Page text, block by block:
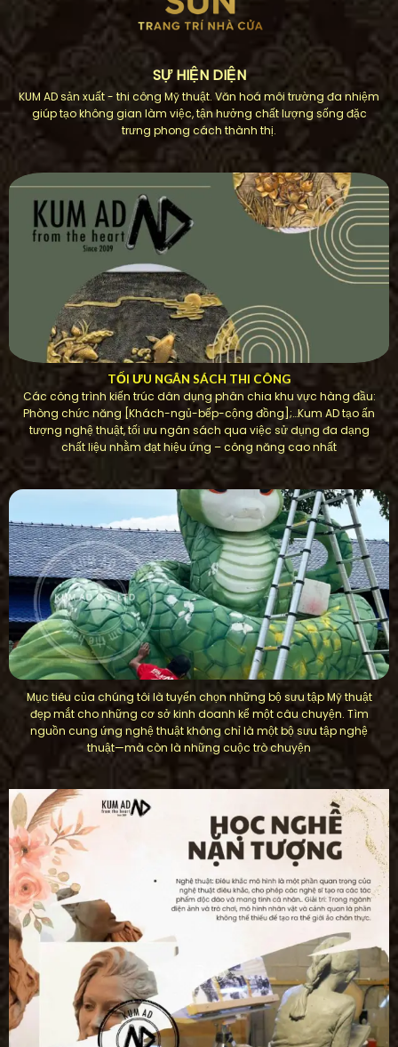
SỰ HIỆN DIỆN
KUM AD sản xuất - thi công Mỹ thuật. Văn hoá môi trường đa nhiệm
giúp tạo không gian làm việc, tận hưởng chất lượng sống đặc
trưng phong cách thành thị.
TỐI ƯU NGÂN SÁCH THI CÔNG
Các công trình kiến ​​trúc dân dụng phân chia khu vực hàng đầu:
Phòng chức năng [Khách-ngủ-bếp-cộng đồng];…Kum AD tạo ấn
tượng nghệ thuật, tối ưu ngân sách qua việc sử dụng đa dạng
chất liệu nhằm đạt hiệu ứng – công năng cao nhất
Mục tiêu của chúng tôi là tuyển chọn những bộ sưu tập Mỹ thuật
đẹp mắt cho những cơ sở kinh doanh kể một câu chuyện. Tìm
nguồn cung ứng nghệ thuật không chỉ là một bộ sưu tập nghệ
thuật—mà còn là những cuộc trò chuyện